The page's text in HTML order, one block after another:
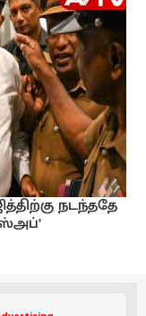
நடந்ததே